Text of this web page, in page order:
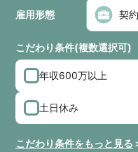
雇用形態
こだわり条件(複数選択可)
年収600万以上
土日休み
こだわり条件をもっと見る